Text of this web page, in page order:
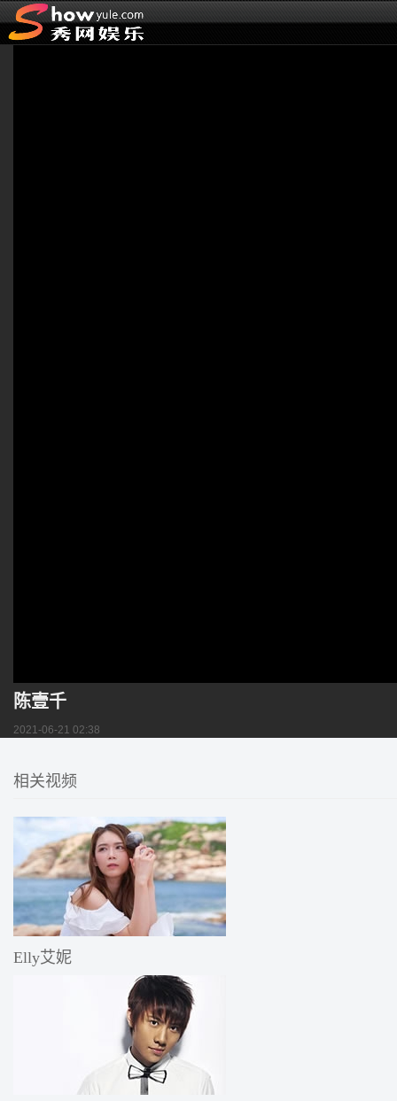
陈壹千
2021-06-21 02:38
相关视频
Elly艾妮